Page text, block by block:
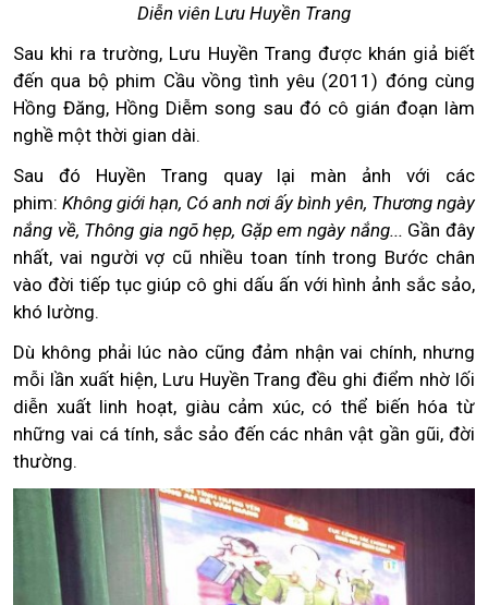
Diễn viên Lưu Huyền Trang
Sau khi ra trường, Lưu Huyền Trang được khán giả biết
đến qua bộ phim Cầu vồng tình yêu (2011) đóng cùng
Hồng Đăng, Hồng Diễm song sau đó cô gián đoạn làm
nghề một thời gian dài.
Sau đó Huyền Trang quay lại màn ảnh với các
phim: Không giới hạn, Có anh nơi ấy bình yên, Thương ngày
nắng về, Thông gia ngõ hẹp, Gặp em ngày nắng... Gần đây
nhất, vai người vợ cũ nhiều toan tính trong Bước chân
vào đời tiếp tục giúp cô ghi dấu ấn với hình ảnh sắc sảo,
khó lường.
Dù không phải lúc nào cũng đảm nhận vai chính, nhưng
mỗi lần xuất hiện, Lưu Huyền Trang đều ghi điểm nhờ lối
diễn xuất linh hoạt, giàu cảm xúc, có thể biến hóa từ
những vai cá tính, sắc sảo đến các nhân vật gần gũi, đời
thường.